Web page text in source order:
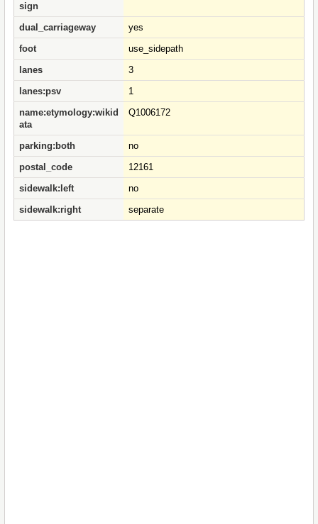
sign
dual_carriageway
yes
foot
use_sidepath
lanes
3
lanes:psv
1
name:etymology:wikid
ata
Q1006172
parking:both
no
postal_code
12161
sidewalk:left
no
sidewalk:right
separate